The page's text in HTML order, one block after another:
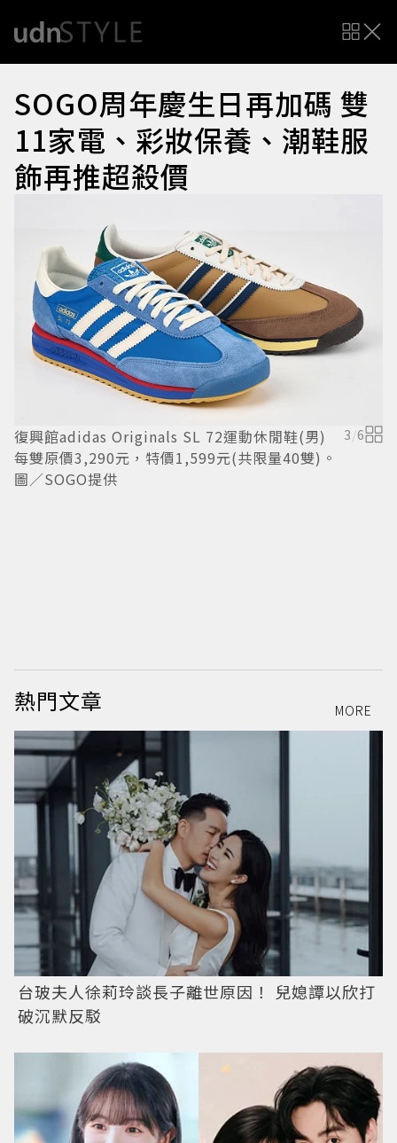
SOGO周年慶生日再加碼 雙
11家電、彩妝保養、潮鞋服
飾再推超殺價
復興館adidas Originals SL 72運動休閒鞋(男)
每雙原價3,290元，特價1,599元(共限量40雙)。
圖／SOGO提供
3 /6
熱門文章 MORE
台玻夫人徐莉玲談長子離世原因！ 兒媳譚以欣打
破沉默反駁